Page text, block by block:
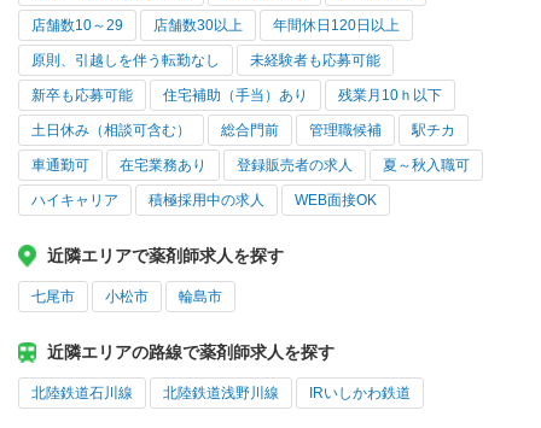
店舗数10～29 店舗数30以上 年間休日120日以上
原則、引越しを伴う転勤なし 未経験者も応募可能
新卒も応募可能 住宅補助（手当）あり 残業月10ｈ以下
土日休み（相談可含む） 総合門前 管理職候補 駅チカ
車通勤可 在宅業務あり 登録販売者の求人 夏～秋入職可
ハイキャリア 積極採用中の求人 WEB面接OK
近隣エリアで薬剤師求人を探す
七尾市 小松市 輪島市
近隣エリアの路線で薬剤師求人を探す
北陸鉄道石川線 北陸鉄道浅野川線 IRいしかわ鉄道